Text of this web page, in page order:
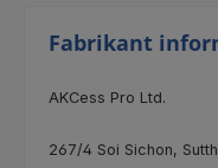
Fabrikant
AKCess Pro Ltd.
267/4 Soi Sichon,